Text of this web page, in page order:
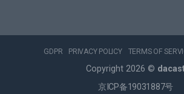
GDPR PRIVACY POLICY TERMS OF
Copyright 2026 ©
京ICP备19031887号